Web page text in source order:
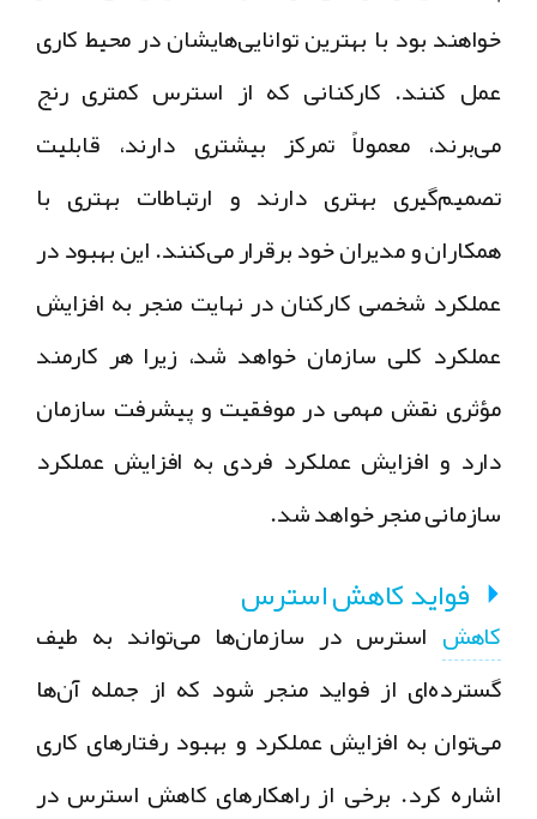
خواهند بود با بهترین توانایی‌هایشان در محیط کاری
عمل کنند. کارکنانی که از استرس کمتری رنج
می‌برند، معمولاً تمرکز بیشتری دارند، قابلیت
تصمیم‌گیری بهتری دارند و ارتباطات بهتری با
همکاران و مدیران خود برقرار می‌کنند. این بهبود در
عملکرد شخصی کارکنان در نهایت منجر به افزایش
عملکرد کلی سازمان خواهد شد، زیرا هر کارمند
مؤثری نقش مهمی در موفقیت و پیشرفت سازمان
دارد و افزایش عملکرد فردی به افزایش عملکرد
سازمانی منجر خواهد شد.
فواید کاهش استرس
کاهشاسترس در سازمان‌ها می‌تواند به طیف
گسترده‌ای از فواید منجر شود که از جمله آن‌ها
می‌توان به افزایش عملکرد و بهبود رفتارهای کاری
اشاره کرد. برخی از راهکارهای کاهش استرس در